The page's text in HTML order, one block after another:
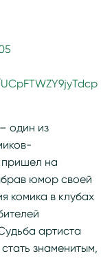
один из
пришел на
юмор своей
комика в клубах
артиста
знаменитым,